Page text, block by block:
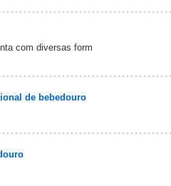
com diversas form
de bebedouro